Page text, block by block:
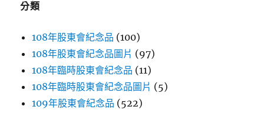
分類
108年股東會紀念品 (100)
108年股東會紀念品圖片 (97)
108年臨時股東會紀念品 (11)
108年臨時股東會紀念品圖片 (5)
109年股東會紀念品 (522)